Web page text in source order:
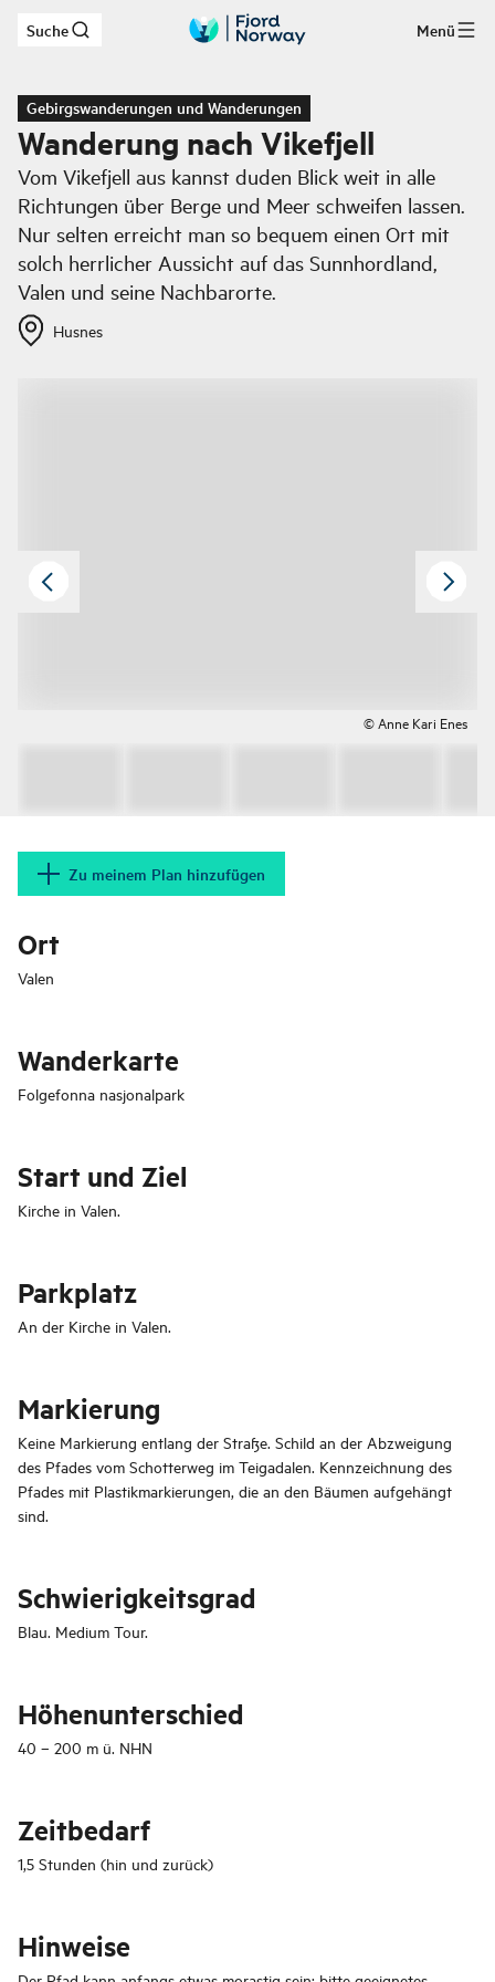
Zum Hauptinhalt
Suche Menü
Gebirgswanderungen und Wanderungen
Wanderung nach Vikefjell
Vom Vikefjell aus kannst duden Blick weit in alle
Richtungen über Berge und Meer schweifen lassen.
Nur selten erreicht man so bequem einen Ort mit
solch herrlicher Aussicht auf das Sunnhordland,
Valen und seine Nachbarorte.
Husnes
© Anne Kari Enes
Zu meinem Plan hinzufügen
Ort
Valen
Wanderkarte
Folgefonna nasjonalpark
Start und Ziel
Kirche in Valen.
Parkplatz
An der Kirche in Valen.
Markierung
Keine Markierung entlang der Straße. Schild an der Abzweigung
des Pfades vom Schotterweg im Teigadalen. Kennzeichnung des
Pfades mit Plastikmarkierungen, die an den Bäumen aufgehängt
sind.
Schwierigkeitsgrad
Blau. Medium Tour.
Höhenunterschied
40 – 200 m ü. NHN
Zeitbedarf
1,5 Stunden (hin und zurück)
Hinweise